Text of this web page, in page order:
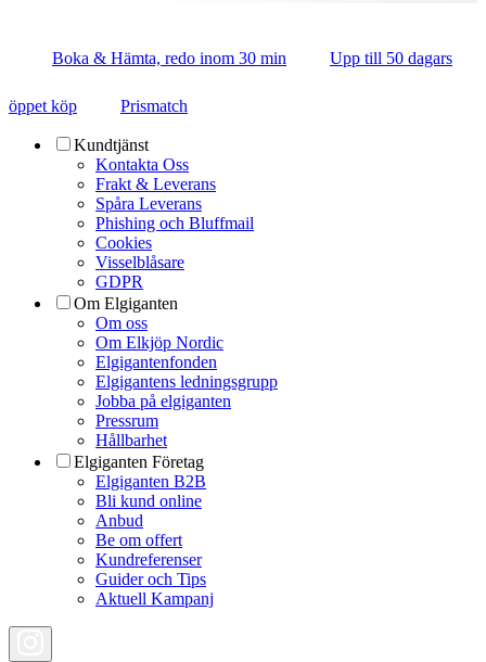
Boka & Hämta, redo inom 30 min Upp till 50 dagars
öppet köp Prismatch
Kundtjänst
Kontakta Oss
Frakt & Leverans
Spåra Leverans
Phishing och Bluffmail
Cookies
Visselblåsare
GDPR
Om Elgiganten
Om oss
Om Elkjöp Nordic
Elgigantenfonden
Elgigantens ledningsgrupp
Jobba på elgiganten
Pressrum
Hållbarhet
Elgiganten Företag
Elgiganten B2B
Bli kund online
Anbud
Be om offert
Kundreferenser
Guider och Tips
Aktuell Kampanj